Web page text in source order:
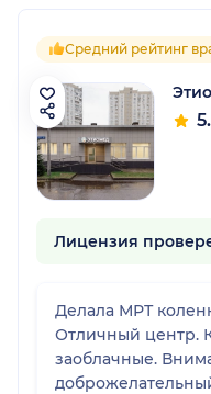
Средний рейтинг
Лицензия
Делала МРТ
Отличный центр.
заоблачные.